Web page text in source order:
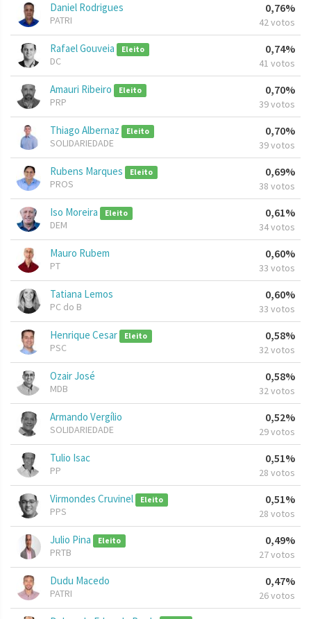
Daniel Rodrigues
PATRI
0,76%
42 votos
Rafael Gouveia Eleito
DC
0,74%
41 votos
Amauri Ribeiro Eleito
PRP
0,70%
39 votos
Thiago Albernaz Eleito
SOLIDARIEDADE
0,70%
39 votos
Rubens Marques Eleito
PROS
0,69%
38 votos
Iso Moreira Eleito
DEM
0,61%
34 votos
Mauro Rubem
PT
0,60%
33 votos
Tatiana Lemos
PC do B
0,60%
33 votos
Henrique Cesar Eleito
PSC
0,58%
32 votos
Ozair José
MDB
0,58%
32 votos
Armando Vergílio
SOLIDARIEDADE
0,52%
29 votos
Tulio Isac
PP
0,51%
28 votos
Virmondes Cruvinel Eleito
PPS
0,51%
28 votos
Julio Pina Eleito
PRTB
0,49%
27 votos
Dudu Macedo
PATRI
0,47%
26 votos